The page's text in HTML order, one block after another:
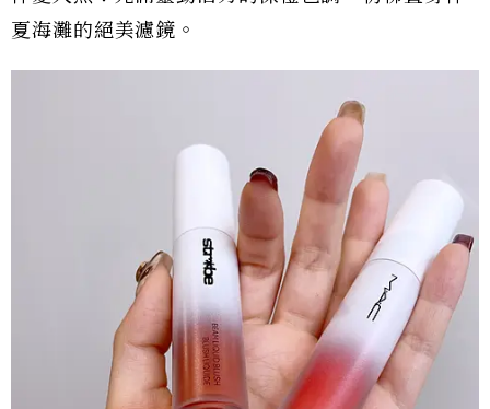
夏海灘的絕美濾鏡。